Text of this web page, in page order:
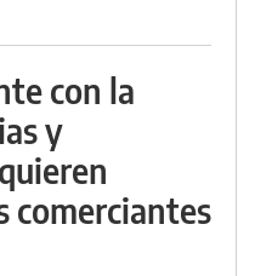
con la
y
comerciantes